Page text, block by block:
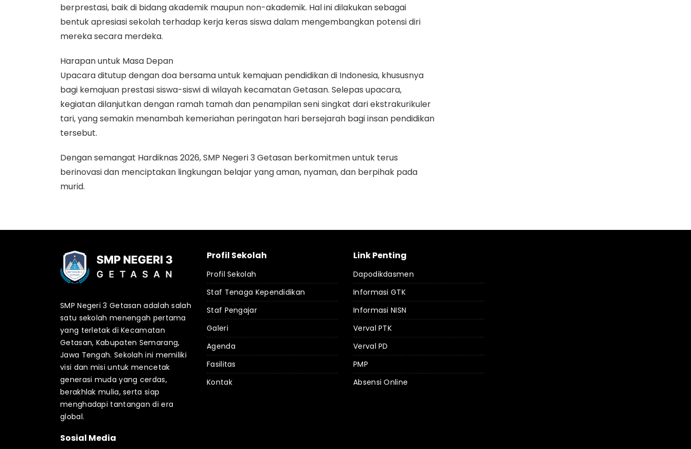
berprestasi, baik di bidang akademik maupun non-akademik. Hal ini dilakukan sebagai
bentuk apresiasi sekolah terhadap kerja keras siswa dalam mengembangkan potensi diri
mereka secara merdeka.
Harapan untuk Masa Depan
Upacara ditutup dengan doa bersama untuk kemajuan pendidikan di Indonesia, khususnya
bagi kemajuan prestasi siswa-siswi di wilayah kecamatan Getasan. Selepas upacara,
kegiatan dilanjutkan dengan ramah tamah dan penampilan seni singkat dari ekstrakurikuler
tari, yang semakin menambah kemeriahan peringatan hari bersejarah bagi insan pendidikan
tersebut.
Dengan semangat Hardiknas 2026, SMP Negeri 3 Getasan berkomitmen untuk terus
berinovasi dan menciptakan lingkungan belajar yang aman, nyaman, dan berpihak pada
murid.
SMP Negeri 3 Getasan adalah salah
satu sekolah menengah pertama
yang terletak di Kecamatan
Getasan, Kabupaten Semarang,
Jawa Tengah. Sekolah ini memiliki
visi dan misi untuk mencetak
generasi muda yang cerdas,
berakhlak mulia, serta siap
menghadapi tantangan di era
global.
Sosial Media
Profil Sekolah
Profil Sekolah
Staf Tenaga Kependidikan
Staf Pengajar
Galeri
Agenda
Fasilitas
Kontak
Link Penting
Dapodikdasmen
Informasi GTK
Informasi NISN
Verval PTK
Verval PD
PMP
Absensi Online